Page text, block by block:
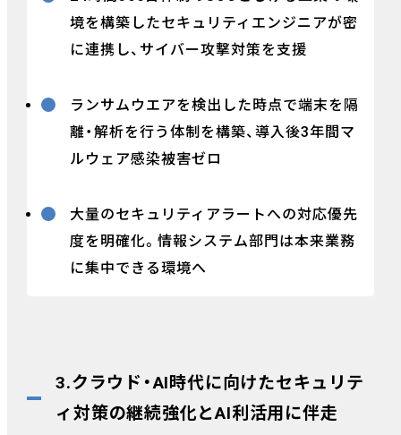
境を構築したセキュリティエンジニアが密
に連携し、サイバー攻撃対策を支援
ランサムウエアを検出した時点で端末を隔
離・解析を行う体制を構築、導入後3年間マ
ルウェア感染被害ゼロ
大量のセキュリティアラートへの対応優先
度を明確化。情報システム部門は本来業務
に集中できる環境へ
3.クラウド・AI時代に向けたセキュリテ
ィ対策の継続強化とAI利活用に伴走